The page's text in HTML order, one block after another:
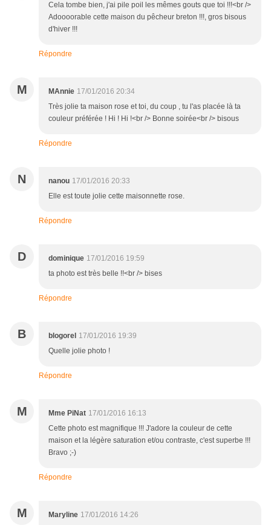
Cela tombe bien, j'ai pile poil les mêmes gouts que toi !!!<br />
Adoooorable cette maison du pêcheur breton !!!, gros bisous
d'hiver !!!
Répondre
M MAnnie 17/01/2016 20:34
Très jolie ta maison rose et toi, du coup , tu l'as placée là ta
couleur préférée ! Hi ! Hi !<br /> Bonne soirée<br /> bisous
Répondre
N nanou 17/01/2016 20:33
Elle est toute jolie cette maisonnette rose.
Répondre
D dominique 17/01/2016 19:59
ta photo est très belle !!<br /> bises
Répondre
B blogorel 17/01/2016 19:39
Quelle jolie photo !
Répondre
M Mme PiNat 17/01/2016 16:13
Cette photo est magnifique !!! J'adore la couleur de cette
maison et la légère saturation et/ou contraste, c'est superbe !!!
Bravo ;-)
Répondre
M Maryline 17/01/2016 14:26